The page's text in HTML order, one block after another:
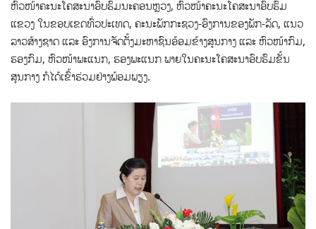
ຫົວ​ໜ້າ​ຄະ​ນະ​ໂຄ​ສະ​ນາ​ອົບ​ຮົມ​ນະ​ຄອນຫຼວງ, ຫົວໜ້າຄະນະໂຄສະນາອົບຮົມ
ແຂວງ​ ໃນ​ຂອບ​ເຂດ​ທົ່ວ​ປະ​ເທດ, ຄະ​ນະ​ພັກ​ກະ​ຊວງ-ອົງ​ການ​ຂອງ​ພັກ-ລັ​ດ, ແນວ
ລາວສ້າງຊາດ ແລະ ອົງ​ການ​ຈັດ​ຕັ້ງ​ມະ​ຫາ​ຊົນ​ອ້ອມ​ຂ້າງ​ສູນ​ກາງ ແລະ ຫົວໜ້າກົມ,
ຮອງກົມ, ຫົວໜ້າພະແນກ, ຮອງພະແນກ ພາຍໃນຄະນະໂຄສະນາອົບຮົມຂັ້ນ
ສູນກາງ ກໍໄດ້ເຂົ້າຮ່ວມຢ່າງພ້ອມພຽງ.